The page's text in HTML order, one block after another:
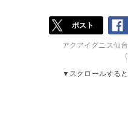
ポスト
アクアイグニス仙
▼スクロールする